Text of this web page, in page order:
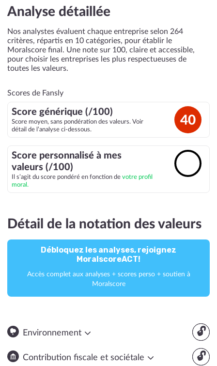
Analyse détaillée
Nos analystes évaluent chaque entreprise selon 264
critères, répartis en 10 catégories, pour établir le
Moralscore final. Une note sur 100, claire et accessible,
pour choisir les entreprises les plus respectueuses de
toutes les valeurs.
Scores de Fansly
Score générique (/100)
Score moyen, sans pondération des valeurs. Voir
détail de l’analyse ci-dessous.
40
Score personnalisé à mes
valeurs (/100)
Il s’agit du score pondéré en fonction de votre profil
moral.
Détail de la notation des valeurs
Débloquez les analyses, rejoignez
MoralscoreACT!
Accès complet aux analyses + scores perso + soutien à
Moralscore
🔓
Environnement
🔓
Contribution fiscale et sociétale